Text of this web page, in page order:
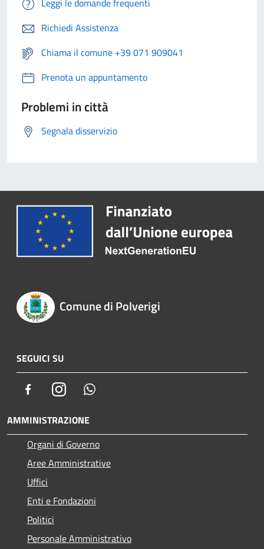
Leggi le domande frequenti
Richiedi Assistenza
Chiama il comune +39 071 909041
Prenota un appuntamento
Problemi in città
Segnala disservizio
Comune di Polverigi
SEGUICI SU
FacebookInstagram
AMMINISTRAZIONE
Organi di Governo
Aree Amministrative
Uffici
Enti e Fondazioni
Politici
Personale Amministrativo